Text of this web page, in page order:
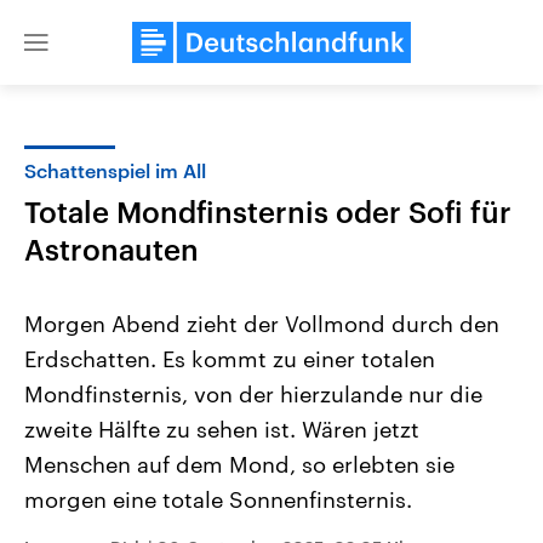
Close
Landtagswahl Sachsen-Anhalt
2026
Alle Informationen
September 2026 einen neuen
Bundesland von einer Koalition aus
USA
Aktuelle Beiträge,
Hintergründe
gehören die Vereinigten
mit großem Einfluss auf
Schattenspiel im All
Totale Mondfinsternis oder Sofi für
Astronauten
Morgen Abend zieht der Vollmond durch den
Erdschatten. Es kommt zu einer totalen
Mondfinsternis, von der hierzulande nur die
zweite Hälfte zu sehen ist. Wären jetzt
Menschen auf dem Mond, so erlebten sie
morgen eine totale Sonnenfinsternis.